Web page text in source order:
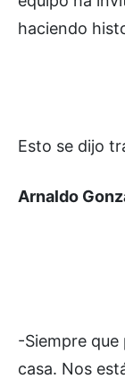
haciendo
Esto se dijo
Arnaldo
-Siempre que
casa. Nos